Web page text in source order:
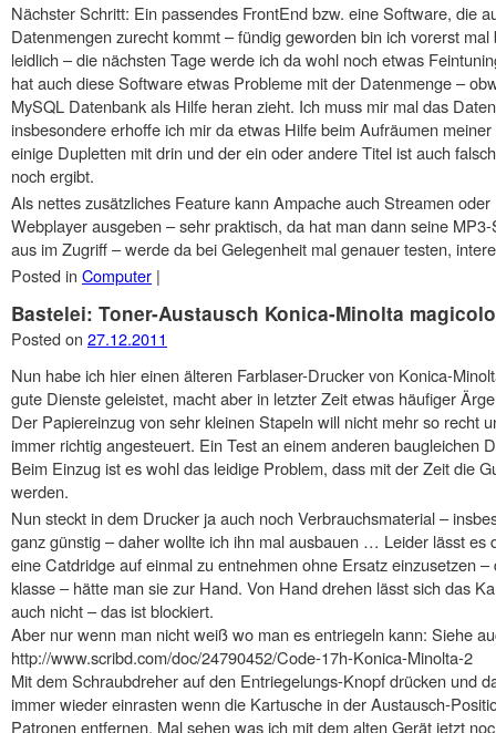
Nächster Schritt: Ein passendes FrontEnd bzw. eine Software, die
Datenmengen zurecht kommt – fündig geworden bin ich vorerst
leidlich – die nächsten Tage werde ich da wohl noch etwas
hat auch diese Software etwas Probleme mit der Datenmenge –
MySQL Datenbank als Hilfe heran zieht. Ich muss mir mal das
insbesondere erhoffe ich mir da etwas Hilfe beim Aufräumen
einige Dupletten mit drin und der ein oder andere Titel ist auch
noch ergibt.
Als nettes zusätzliches Feature kann Ampache auch Streamen
Webplayer ausgeben – sehr praktisch, da hat man dann seine
aus im Zugriff – werde da bei Gelegenheit mal genauer testen,
Posted in Computer |
Bastelei: Toner-Austausch Konica-Minolta
Posted on 27.12.2011
Nun habe ich hier einen älteren Farblaser-Drucker von Konica-
gute Dienste geleistet, macht aber in letzter Zeit etwas häufiger
Der Papiereinzug von sehr kleinen Stapeln will nicht mehr so recht
immer richtig angesteuert. Ein Test an einem anderen baugleichen
Beim Einzug ist es wohl das leidige Problem, dass mit der Zeit die
werden.
Nun steckt in dem Drucker ja auch noch Verbrauchsmaterial –
ganz günstig – daher wollte ich ihn mal ausbauen … Leider lässt es
eine Catdridge auf einmal zu entnehmen ohne Ersatz einzusetzen
klasse – hätte man sie zur Hand. Von Hand drehen lässt sich das
auch nicht – das ist blockiert.
Aber nur wenn man nicht weiß wo man es entriegeln kann: Siehe
http://www.scribd.com/doc/24790452/Code-17h-Konica-Minolta-2
Mit dem Schraubdreher auf den Entriegelungs-Knopf drücken und
immer wieder einrasten wenn die Kartusche in der Austausch-
Patronen entfernen. Mal sehen was ich mit dem alten Gerät jetzt